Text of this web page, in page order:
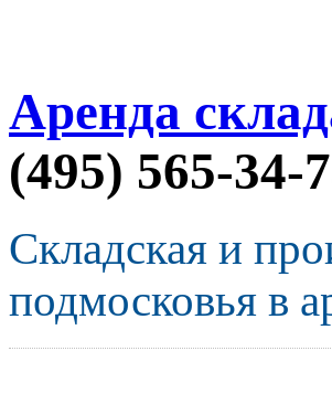
Аренда
(495) 565-34-
Складская и
подмосковья в